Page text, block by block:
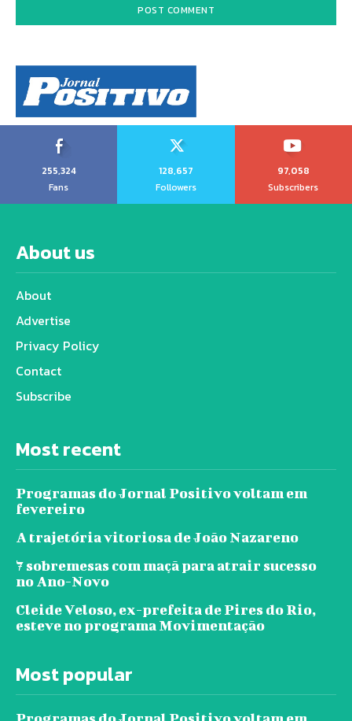
255,324
Fans
128,657
Followers
97,058
Subscribers
About us
About
Advertise
Privacy Policy
Contact
Subscribe
Most recent
Programas do Jornal Positivo voltam em
fevereiro
A trajetória vitoriosa de João Nazareno
7 sobremesas com maçã para atrair sucesso
no Ano-Novo
Cleide Veloso, ex-prefeita de Pires do Rio,
esteve no programa Movimentação
Most popular